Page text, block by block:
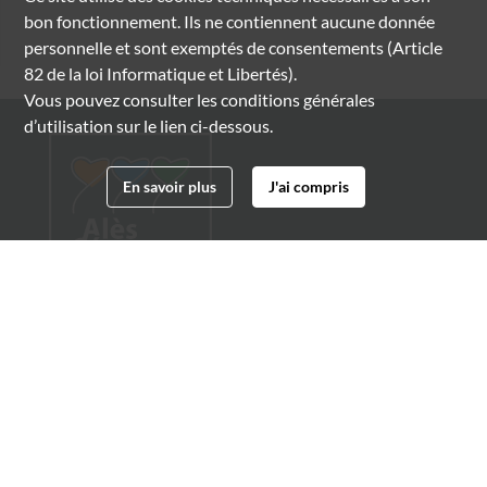
bon fonctionnement. Ils ne contiennent aucune donnée
personnelle et sont exemptés de consentements (Article
82 de la loi Informatique et Libertés).
Vous pouvez consulter les conditions générales
d’utilisation sur le lien ci-dessous.
En savoir plus J'ai compris